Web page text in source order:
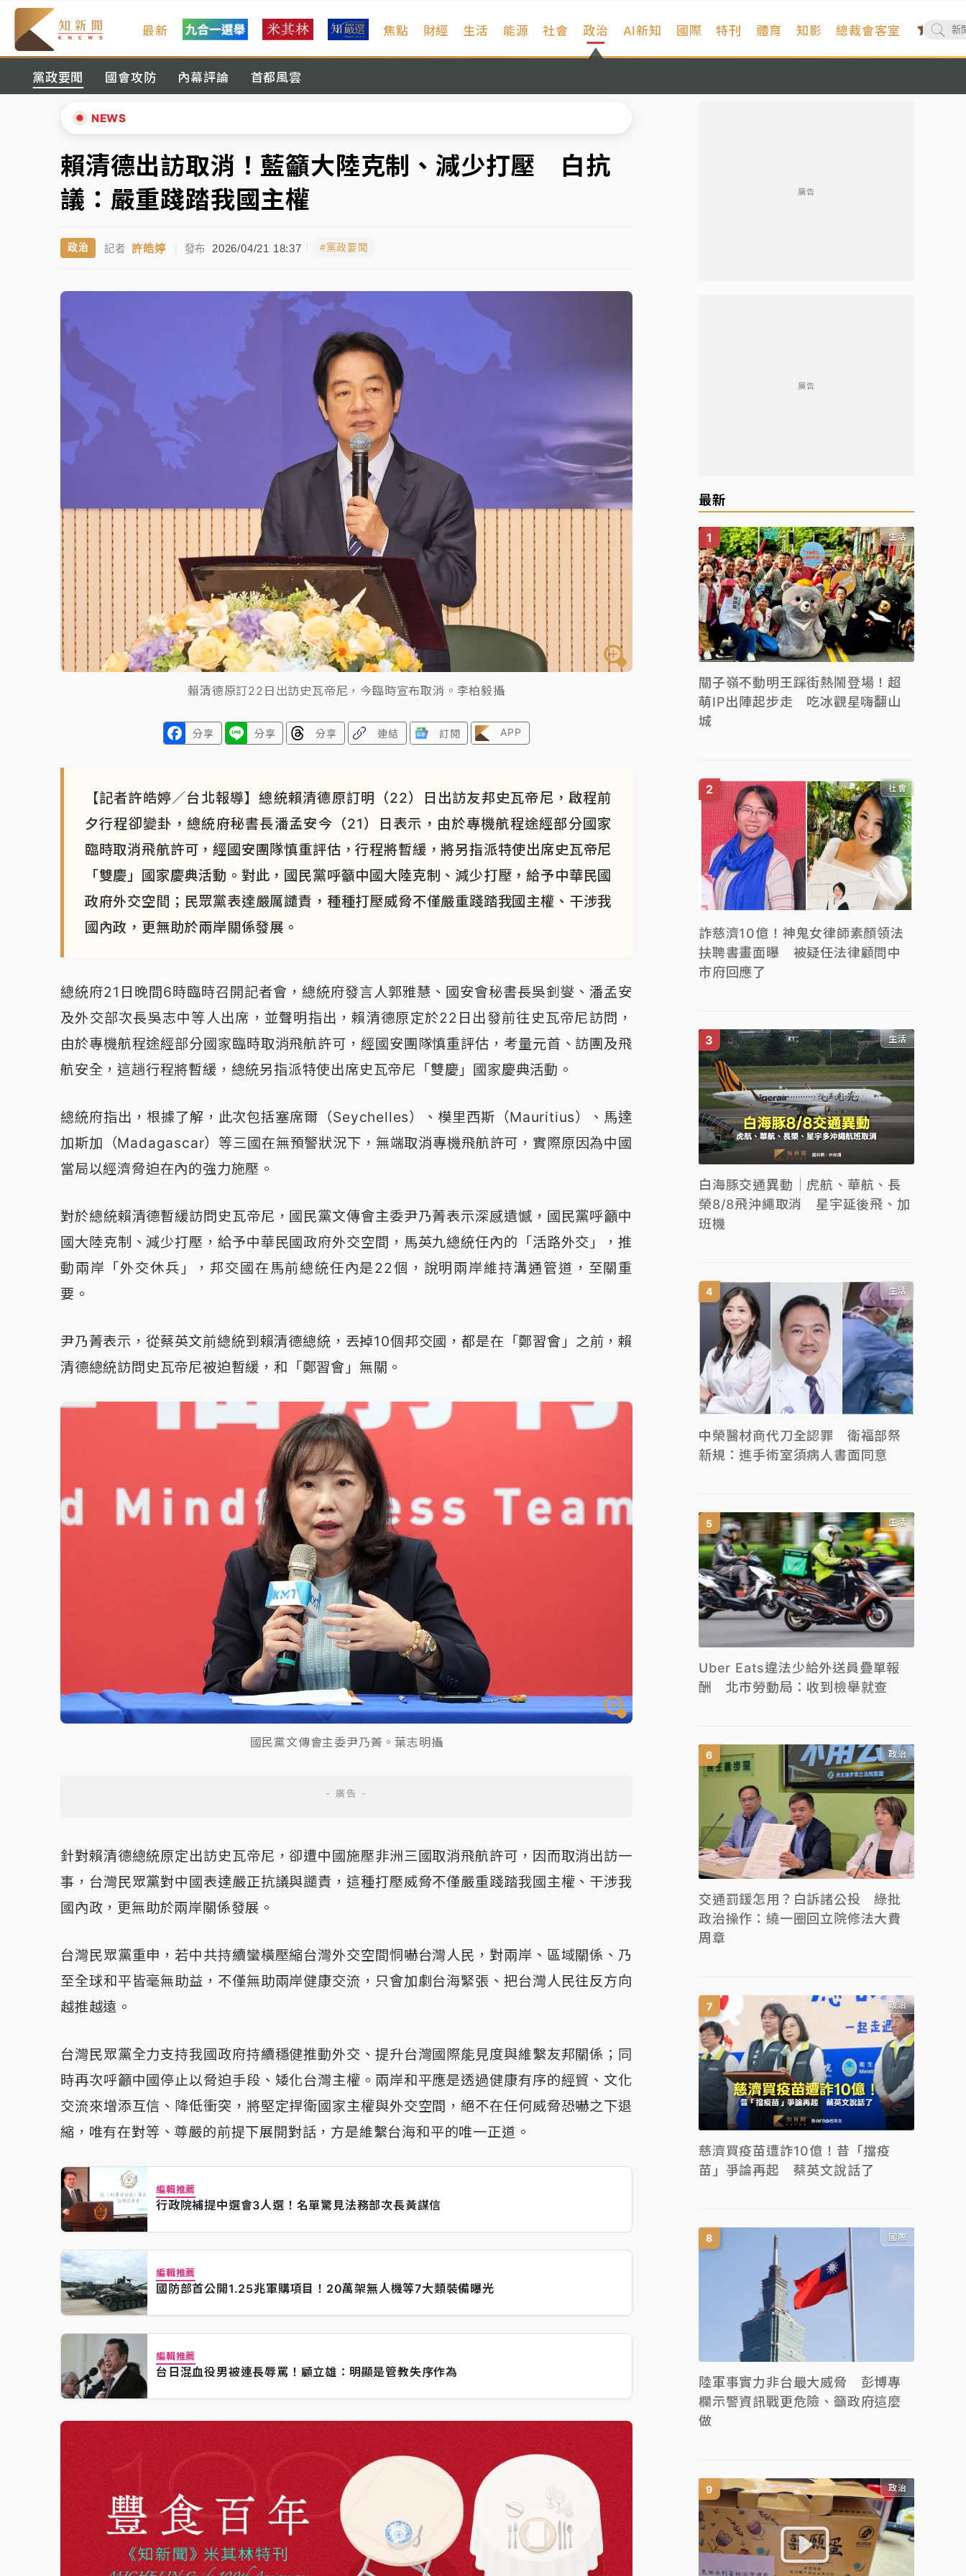
最新 焦點 財經 生活 能源 社會 政治
黨政要聞 國會攻防 內幕評論 首都風雲
AI新知 國際 特刊 體育 知影 總裁會客室
NEWS
暑假過三周才推「E宿新北打卡趣」！抽獎程序複雜 觀旅局回應了
中信慈善基金會想增加董事人數！辜仲諒向法院聲請遭駁 理由曝光
故宮《龍藏經》特展第2檔！今線上預約開賣一度塞車 周六起展出延長至晚上7時
台東農業處長涉圖利渡假村！東檢抗告成功 今重開羈押庭
女律師陳昱瑄詐慈濟10億！黃金158kg遭查扣畫面曝光
中信慈善基金會想增加董事人數！辜仲諒向法院聲請遭駁 理由曝光
故宮《龍藏經》特展第2檔！今線上預約開賣一度塞車 周六起展出延長至晚上7時
台東農業處長涉圖利渡假村！東檢抗告成功 今重開羈押庭
父親節泡湯了！中颱白海豚雨彈轟3天 「紅到發紫」降雨熱區曝
▲
▼
賴清德出訪取消！藍籲大陸克制、減少打壓 白抗
議：嚴重踐踏我國主權
政治 記者 許皓婷 | 發布 2026/04/21 18:37 #黨政要聞
賴清德原訂22日出訪史瓦帝尼，今臨時宣布取消。李柏毅攝
分享 分享 分享 連結 訂閱 APP
【記者許皓婷／台北報導】總統賴清德原訂明（22）日出訪友邦史瓦帝尼，啟程前
夕行程卻變卦，總統府秘書長潘孟安今（21）日表示，由於專機航程途經部分國家
臨時取消飛航許可，經國安團隊慎重評估，行程將暫緩，將另指派特使出席史瓦帝尼
「雙慶」國家慶典活動。對此，國民黨呼籲中國大陸克制、減少打壓，給予中華民國
政府外交空間；民眾黨表達嚴厲譴責，種種打壓威脅不僅嚴重踐踏我國主權、干涉我
國內政，更無助於兩岸關係發展。
總統府21日晚間6時臨時召開記者會，總統府發言人郭雅慧、國安會秘書長吳釗燮、潘孟安
及外交部次長吳志中等人出席，並聲明指出，賴清德原定於22日出發前往史瓦帝尼訪問，
由於專機航程途經部分國家臨時取消飛航許可，經國安團隊慎重評估，考量元首、訪團及飛
航安全，這趟行程將暫緩，總統另指派特使出席史瓦帝尼「雙慶」國家慶典活動。
總統府指出，根據了解，此次包括塞席爾（Seychelles）、模里西斯（Mauritius）、馬達
加斯加（Madagascar）等三國在無預警狀況下，無端取消專機飛航許可，實際原因為中國
當局以經濟脅迫在內的強力施壓。
對於總統賴清德暫緩訪問史瓦帝尼，國民黨文傳會主委尹乃菁表示深感遺憾，國民黨呼籲中
國大陸克制、減少打壓，給予中華民國政府外交空間，馬英九總統任內的「活路外交」，推
動兩岸「外交休兵」，邦交國在馬前總統任內是22個，說明兩岸維持溝通管道，至關重
要。
尹乃菁表示，從蔡英文前總統到賴清德總統，丟掉10個邦交國，都是在「鄭習會」之前，賴
清德總統訪問史瓦帝尼被迫暫緩，和「鄭習會」無關。
國民黨文傳會主委尹乃菁。葉志明攝
針對賴清德總統原定出訪史瓦帝尼，卻遭中國施壓非洲三國取消飛航許可，因而取消出訪一
事，台灣民眾黨對中國表達嚴正抗議與譴責，這種打壓威脅不僅嚴重踐踏我國主權、干涉我
國內政，更無助於兩岸關係發展。
台灣民眾黨重申，若中共持續蠻橫壓縮台灣外交空間恫嚇台灣人民，對兩岸、區域關係、乃
至全球和平皆毫無助益，不僅無助兩岸健康交流，只會加劇台海緊張、把台灣人民往反方向
越推越遠。
台灣民眾黨全力支持我國政府持續穩健推動外交、提升台灣國際能見度與維繫友邦關係；同
時再次呼籲中國停止以脅迫手段、矮化台灣主權。兩岸和平應是透過健康有序的經貿、文化
交流來增添互信、降低衝突，將堅定捍衛國家主權與外交空間，絕不在任何威脅恐嚇之下退
縮，唯有在對等、尊嚴的前提下展開對話，方是維繫台海和平的唯一正道。
編輯推薦
行政院補提中選會3人選！名單驚見法務部次長黃謀信
編輯推薦
國防部首公開1.25兆軍購項目！20萬架無人機等7大類裝備曝光
編輯推薦
台日混血役男被連長辱罵！顧立雄：明顯是管教失序作為
廣告
廣告
最新
生活
關子嶺不動明王踩街熱鬧登場！超
萌IP出陣起步走 吃冰觀星嗨翻山
城
社會
詐慈濟10億！神鬼女律師素顏領法
扶聘書畫面曝 被疑任法律顧問中
市府回應了
生活
白海豚交通異動｜虎航、華航、長
榮8/8飛沖繩取消 星宇延後飛、加
班機
生活
中榮醫材商代刀全認罪 衛福部祭
新規：進手術室須病人書面同意
生活
Uber Eats違法少給外送員疊單報
酬 北市勞動局：收到檢舉就查
政治
交通罰鍰怎用？白訴諸公投 綠批
政治操作：繞一圈回立院修法大費
周章
政治
慈濟買疫苗遭詐10億！昔「擋疫
苗」爭論再起 蔡英文說話了
國際
陸軍事實力非台最大威脅 彭博專
欄示警資訊戰更危險、籲政府這麼
做
政治